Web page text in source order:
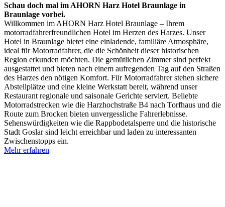
Schau doch mal im AHORN Harz Hotel Braunlage in
Braunlage vorbei.
Willkommen im AHORN Harz Hotel Braunlage – Ihrem
motorradfahrerfreundlichen Hotel im Herzen des Harzes. Unser
Hotel in Braunlage bietet eine einladende, familiäre Atmosphäre,
ideal für Motorradfahrer, die die Schönheit dieser historischen
Region erkunden möchten. Die gemütlichen Zimmer sind perfekt
ausgestattet und bieten nach einem aufregenden Tag auf den Straßen
des Harzes den nötigen Komfort. Für Motorradfahrer stehen sichere
Abstellplätze und eine kleine Werkstatt bereit, während unser
Restaurant regionale und saisonale Gerichte serviert. Beliebte
Motorradstrecken wie die Harzhochstraße B4 nach Torfhaus und die
Route zum Brocken bieten unvergessliche Fahrerlebnisse.
Sehenswürdigkeiten wie die Rappbodetalsperre und die historische
Stadt Goslar sind leicht erreichbar und laden zu interessanten
Zwischenstopps ein.
Mehr erfahren